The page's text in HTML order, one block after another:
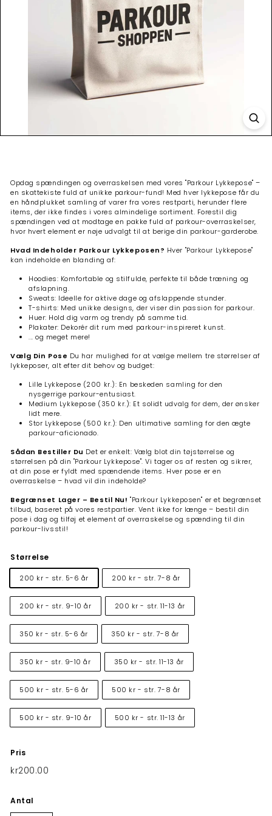
Opdag spændingen og overraskelsen med vores "Parkour Lykkepose" –
en skattekiste fuld af unikke parkour-fund! Med hver lykkepose får du
en håndplukket samling af varer fra vores restparti, herunder flere
items, der ikke findes i vores almindelige sortiment. Forestil dig
spændingen ved at modtage en pakke fuld af parkour-overraskelser,
hvor hvert element er nøje udvalgt til at berige din parkour-garderobe.
Hvad Indeholder Parkour Lykkeposen? Hver "Parkour Lykkepose"
kan indeholde en blanding af:
Hoodies: Komfortable og stilfulde, perfekte til både træning og
afslapning.
Sweats: Ideelle for aktive dage og afslappende stunder.
T-shirts: Med unikke designs, der viser din passion for parkour.
Huer: Hold dig varm og trendy på samme tid.
Plakater: Dekorér dit rum med parkour-inspireret kunst.
... og meget mere!
Vælg Din Pose Du har mulighed for at vælge mellem tre størrelser af
lykkeposer, alt efter dit behov og budget:
Lille Lykkepose (200 kr.): En beskeden samling for den
nysgerrige parkour-entusiast.
Medium Lykkepose (350 kr.): Et solidt udvalg for dem, der ønsker
lidt mere.
Stor Lykkepose (500 kr.): Den ultimative samling for den ægte
parkour-aficionado.
Sådan Bestiller Du Det er enkelt: Vælg blot din tøjstørrelse og
størrelsen på din "Parkour Lykkepose". Vi tager os af resten og sikrer,
at din pose er fyldt med spændende items. Hver pose er en
overraskelse – hvad vil din indeholde?
Begrænset Lager – Bestil Nu! "Parkour Lykkeposen" er et begrænset
tilbud, baseret på vores restpartier. Vent ikke for længe – bestil din
pose i dag og tilføj et element af overraskelse og spænding til din
parkour-livsstil!
Størrelse
200 kr - str. 5-6 år 200 kr - str. 7-8 år
200 kr - str. 9-10 år 200 kr - str. 11-13 år
350 kr - str. 5-6 år 350 kr - str. 7-8 år
350 kr - str. 9-10 år 350 kr - str. 11-13 år
500 kr - str. 5-6 år 500 kr - str. 7-8 år
500 kr - str. 9-10 år 500 kr - str. 11-13 år
Pris
Normalpris
kr200.00
Antal